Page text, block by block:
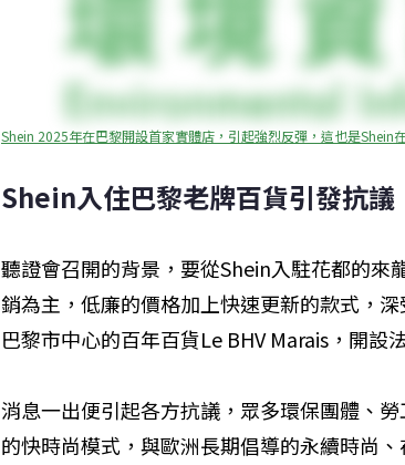
Shein 2025年在巴黎開設首家實體店，引起強烈反彈，這也是Shein
Shein入住巴黎老牌百貨引發抗議
聽證會召開的背景，要從Shein入駐花都的來
銷為主，低廉的價格加上快速更新的款式，
巴黎市中心的百年百貨Le BHV Marais，開設
消息一出便引起各方抗議，眾多環保團體、
的快時尚模式，與歐洲長期倡導的永續時尚